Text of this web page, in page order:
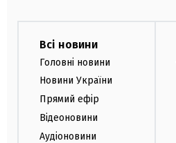
Всі новини
Головні новини
Новини України
Прямий ефір
Відеоновини
Аудіоновини